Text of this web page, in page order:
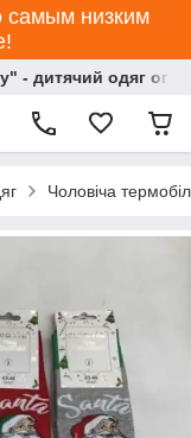
самым низким
- дитячий одяг
Чоловіча